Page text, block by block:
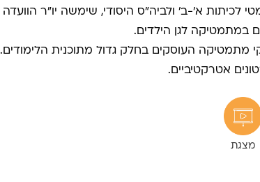
לכיתות א'-ב' ולביה"ס היסודי, שימשה יו"ר הוועדה
במתמטיקה לגן הילדים.
מתמטיקה העוסקים בחלק גדול מתוכנית הלימודים.
אטרקטיביים.
מצגת